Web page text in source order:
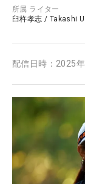
所属 ライター
臼杵孝志 / Takashi
配信日時： 2025